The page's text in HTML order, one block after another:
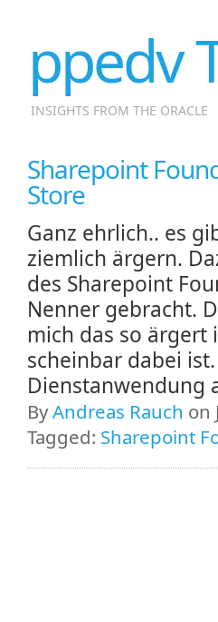
ppedv
INSIGHTS FROM THE ORACLE
Sharepoint
Store
Ganz ehrlich.. es
ziemlich ärgern.
des Sharepoint
Nenner gebracht.
mich das so ärgert
scheinbar dabei
Dienstanwendung
ByAndreas Rauch on
Tagged: Sharepoint